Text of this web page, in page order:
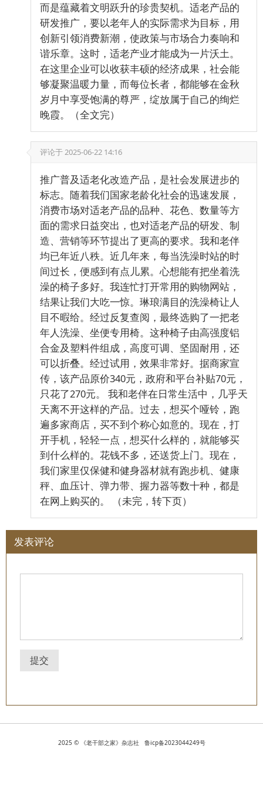
而是蕴藏着文明跃升的珍贵契机。适老产品的
研发推广，要以老年人的实际需求为目标，用
创新引领消费新潮，使政策与市场合力奏响和
谐乐章。这时，适老产业才能成为一片沃土。
在这里企业可以收获丰硕的经济成果，社会能
够凝聚温暖力量，而每位长者，都能够在金秋
岁月中享受饱满的尊严，绽放属于自己的绚烂
晚霞。（全文完）
评论于2025-06-22 14:16
推广普及适老化改造产品，是社会发展进步的
标志。随着我们国家老龄化社会的迅速发展，
消费市场对适老产品的品种、花色、数量等方
面的需求日益突出，也对适老产品的研发、制
造、营销等环节提出了更高的要求。我和老伴
均已年近八秩。近几年来，每当洗澡时站的时
间过长，便感到有点儿累。心想能有把坐着洗
澡的椅子多好。我连忙打开常用的购物网站，
结果让我们大吃一惊。琳琅满目的洗澡椅让人
目不暇给。经过反复查阅，最终选购了一把老
年人洗澡、坐便专用椅。这种椅子由高强度铝
合金及塑料件组成，高度可调、坚固耐用，还
可以折叠。经过试用，效果非常好。据商家宣
传，该产品原价340元，政府和平台补贴70元，
只花了270元。 我和老伴在日常生活中，几乎天
天离不开这样的产品。过去，想买个哑铃，跑
遍多家商店，买不到个称心如意的。现在，打
开手机，轻轻一点，想买什么样的，就能够买
到什么样的。花钱不多，还送货上门。现在，
我们家里仅保健和健身器材就有跑步机、健康
秤、血压计、弹力带、握力器等数十种，都是
在网上购买的。 （未完，转下页）
发表评论
提交
2025 © 《老干部之家》杂志社 鲁icp备2023044249号